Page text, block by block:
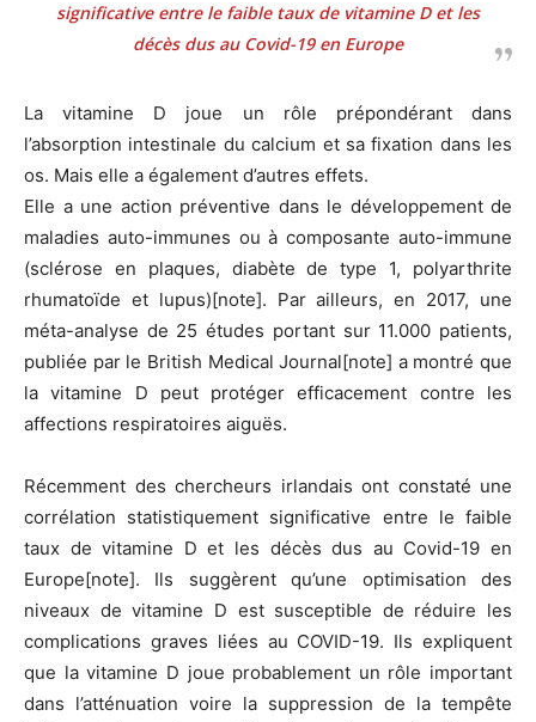
significative entre le faible taux de vitamine D et les
décès dus au Covid-19 en Europe
La vitamine D joue un rôle prépondérant dans
l’absorption intestinale du calcium et sa fixation dans les
os. Mais elle a également d’autres effets.
Elle a une action préventive dans le développement de
maladies auto-immunes ou à composante auto-immune
(sclérose en plaques, diabète de type 1, polyarthrite
rhumatoïde et lupus)[note]. Par ailleurs, en 2017, une
méta-analyse de 25 études portant sur 11.000 patients,
publiée par le British Medical Journal[note] a montré que
la vitamine D peut protéger efficacement contre les
affections respiratoires aiguës.
Récemment des chercheurs irlandais ont constaté une
corrélation statistiquement significative entre le faible
taux de vitamine D et les décès dus au Covid-19 en
Europe[note]. Ils suggèrent qu’une optimisation des
niveaux de vitamine D est susceptible de réduire les
complications graves liées au COVID-19. Ils expliquent
que la vitamine D joue probablement un rôle important
dans l’atténuation voire la suppression de la tempête